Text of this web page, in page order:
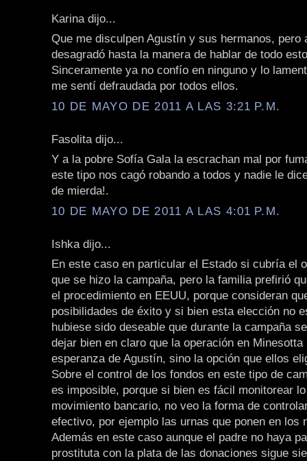
Karina dijo...
Que me disculpen Agustín y sus hermanos, pero
desagradó hasta la manera de hablar de todo
Sinceramente ya no confío en ninguno y lo
me sentí defraudada por todos ellos.
10 DE MAYO DE 2011 A LAS 3:21 P.M.
Fasolita dijo...
Y a la pobre Sofía Gala la escrachan mal por
este tipo nos cagó robando a todos y nadie le
de mierda!.
10 DE MAYO DE 2011 A LAS 4:01 P.M.
Ishka dijo...
En este caso en particular el Estado si cubría el
que se hizo la campaña, pero la familia prefirió
el procedimiento en EEUU, porque consideran
posibilidades de éxito y si bien esta elección no
hubiese sido deseable que durante la campaña
dejar bien en claro que la operación en
esperanza de Agustín, sino la opción que ellos
Sobre el control de los fondos en este tipo de
es imposible, porque si bien es fácil monitorear
movimiento bancario, no veo la forma de
efectivo, por ejemplo las urnas que ponen en los
Además en este caso aunque el padre no haya
prostituta con la plata de las donaciones sigue